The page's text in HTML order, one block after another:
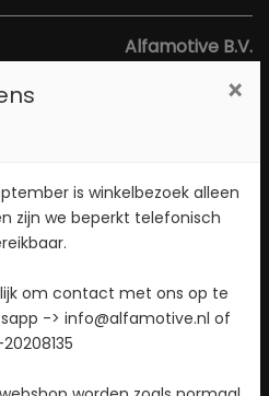
Alfamotive B.V.
Midden Gelderland Rood 1a
kaart
Bel 026-4721177!
bericht!
×
is winkelbezoek alleen
zijn we beperkt telefonisch
om contact met ons op te
-> info@alfamotive.nl of